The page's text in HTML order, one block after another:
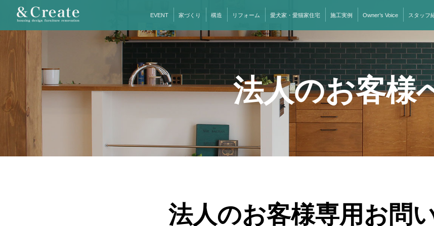
EVENT 家づくり 構造 リフォーム 愛犬家・愛猫家住宅 施工実例 Owner’s Voice スタッフ
法人のお客様
法人のお客様専用お問